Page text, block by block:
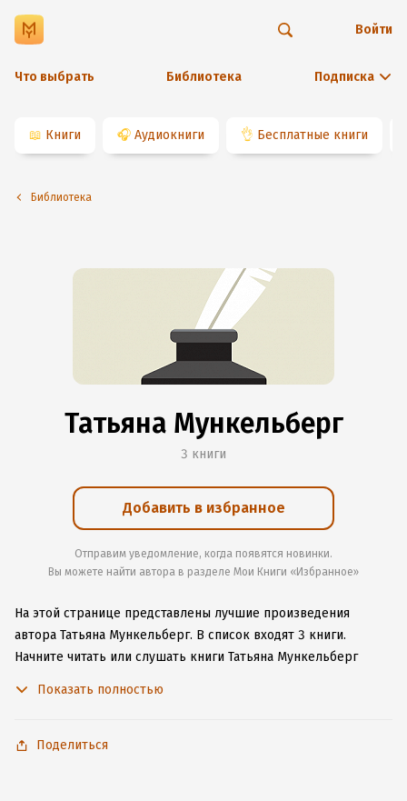
Что выбрать Библиотека Подписка
Войти
📖 Книги 🎧 Аудиокниги 👌 Бесплатные книги
Библиотека
Татьяна Мункельберг
3 книги
Добавить в избранное
Отправим уведомление, когда появятся новинки.
Вы можете найти автора в разделе Мои Книги «Избранное»
На этой странице представлены лучшие произведения
автора Татьяна Мункельберг. В список входят 3 книги.
Начните читать или слушать книги Татьяна Мункельберг
к интернету.
Показать полностью
Поделиться